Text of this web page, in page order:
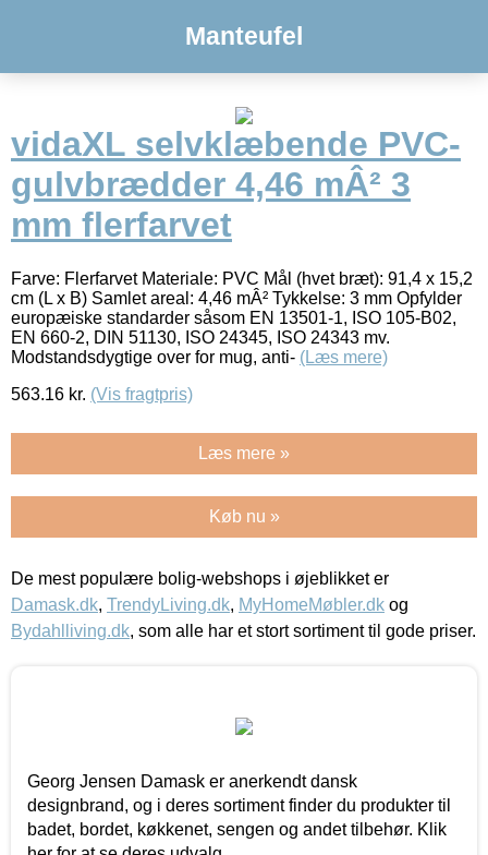
Manteufel
vidaXL selvklæbende PVC-
gulvbrædder 4,46 mÂ² 3
mm flerfarvet
Farve: Flerfarvet Materiale: PVC Mål (hvet bræt): 91,4 x 15,2
cm (L x B) Samlet areal: 4,46 mÂ² Tykkelse: 3 mm Opfylder
europæiske standarder såsom EN 13501-1, ISO 105-B02,
EN 660-2, DIN 51130, ISO 24345, ISO 24343 mv.
Modstandsdygtige over for mug, anti- (Læs mere)
563.16 kr. (Vis fragtpris)
Læs mere »
Køb nu »
De mest populære bolig-webshops i øjeblikket er
Damask.dk, TrendyLiving.dk, MyHomeMøbler.dk og
Bydahlliving.dk, som alle har et stort sortiment til gode priser.
Georg Jensen Damask er anerkendt dansk
designbrand, og i deres sortiment finder du produkter til
badet, bordet, køkkenet, sengen og andet tilbehør. Klik